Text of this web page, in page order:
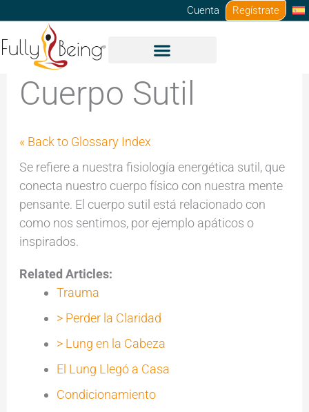
contenido
Cuenta Regístrate
Cuerpo Sutil
« Back to Glossary Index
Se refiere a nuestra fisiología energética sutil, que
conecta nuestro cuerpo físico con nuestra mente
pensante. El cuerpo sutil está relacionado con
como nos sentimos, por ejemplo apáticos o
inspirados.
Related Articles:
Trauma
> Perder la Claridad
> Lung en la Cabeza
El Lung Llegó a Casa
Condicionamiento